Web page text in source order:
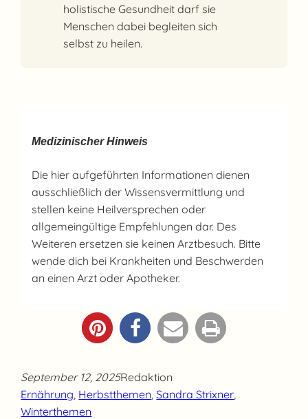
holistische Gesundheit darf sie
Menschen dabei begleiten sich
selbst zu heilen.
Medizinischer Hinweis
Die hier aufgeführten Informationen dienen
ausschließlich der Wissensvermittlung und
stellen keine Heilversprechen oder
allgemeingültige Empfehlungen dar. Des
Weiteren ersetzen sie keinen Arztbesuch. Bitte
wende dich bei Krankheiten und Beschwerden
an einen Arzt oder Apotheker.
September 12, 2025Redaktion
Ernährung Herbstthemen , Sandra Strixner
Winterthemen